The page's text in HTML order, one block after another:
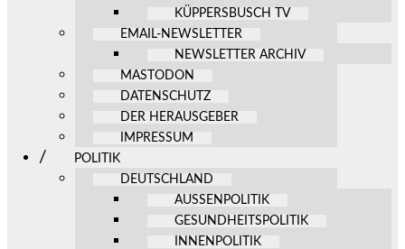
KÜPPERSBUSCH TV
EMAIL-NEWSLETTER
NEWSLETTER ARCHIV
MASTODON
DATENSCHUTZ
DER HERAUSGEBER
IMPRESSUM
POLITIK
DEUTSCHLAND
AUSSENPOLITIK
GESUNDHEITSPOLITIK
INNENPOLITIK